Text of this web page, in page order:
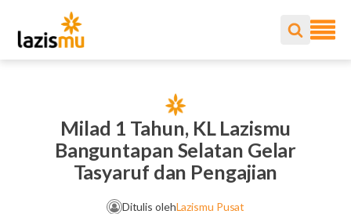
Milad 1 Tahun, KL Lazismu
Banguntapan Selatan Gelar
Tasyaruf dan Pengajian
Ditulis olehLazismu Pusat